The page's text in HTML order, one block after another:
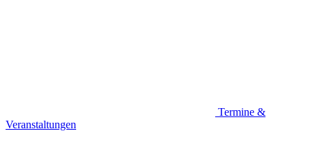
Termine &
Veranstaltungen